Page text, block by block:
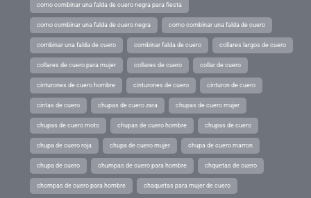
como combinar una falda de cuero negra para fiesta
como combinar una falda de cuero negra como combinar una falda de cuero
combinar una falda de cuero combinar falda de cuero collares largos de cuero
collares de cuero para mujer collares de cuero collar de cuero
cinturones de cuero hombre cinturones de cuero cinturon de cuero
cintas de cuero chupas de cuero zara chupas de cuero mujer
chupas de cuero moto chupas de cuero hombre chupas de cuero
chupa de cuero roja chupa de cuero mujer chupa de cuero marron
chupa de cuero chumpas de cuero para hombre chquetas de cuero
chompas de cuero para hombre chaquetas para mujer de cuero